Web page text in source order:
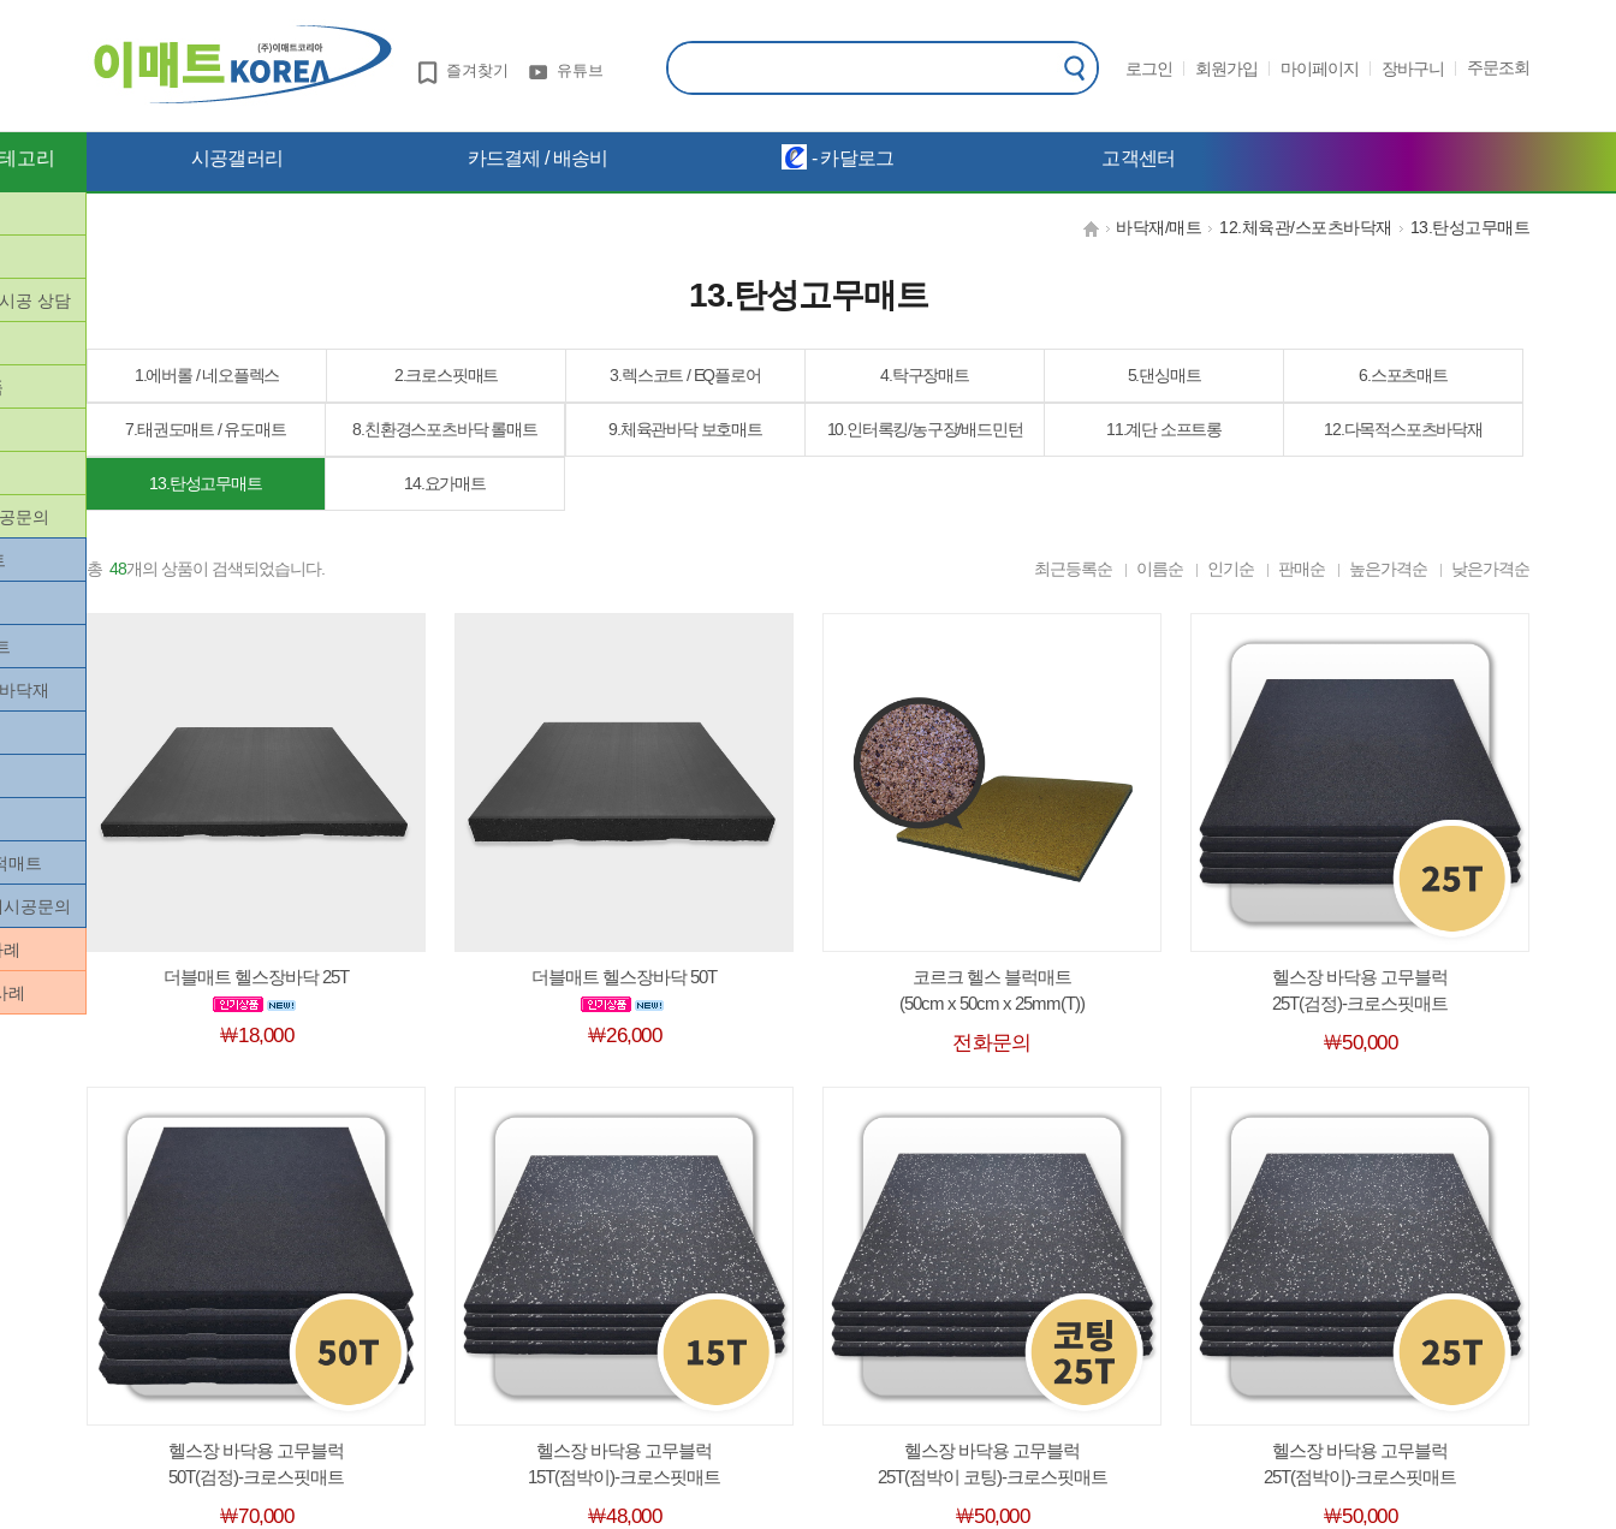
즐겨찾기 유튜브 로그인 회원가입 마이페이지 장바구니 주문조회
고리
공 상담
문의
닥재
매트
공문의
례
시공갤러리 카드결제 / 배송비 - 카달로그 고객센터
바닥재/매트 12.체육관/스포츠바닥재 13.탄성고무매트
13.탄성고무매트
1.에버롤 / 네오플렉스 2.크로스핏매트 3.렉스코트 / EQ플로어 4.탁구장매트 5.댄싱매트 6.스포츠매트
7.태권도매트 / 유도매트 8.친환경스포츠바닥 롤매트 9.체육관바닥 보호매트 10.인터록킹/농구장/배드민턴 11.계단 소프트롱 12.다목적스포츠바닥재
13.탄성고무매트 14.요가매트
총 48개의 상품이 검색되었습니다. 최근등록순 이름순 인기순 판매순 높은가격순 낮은가격순
더블매트 헬스장바닥 25T
￦18,000
더블매트 헬스장바닥 50T
￦26,000
코르크 헬스 블럭매트
(50cm x 50cm x 25mm(T))
전화문의
헬스장 바닥용 고무블럭
25T(검정)-크로스핏매트
￦50,000
헬스장 바닥용 고무블럭
50T(검정)-크로스핏매트
￦70,000
헬스장 바닥용 고무블럭
15T(점박이)-크로스핏매트
￦48,000
헬스장 바닥용 고무블럭
25T(점박이 코팅)-크로스핏매트
￦50,000
헬스장 바닥용 고무블럭
25T(점박이)-크로스핏매트
￦50,000